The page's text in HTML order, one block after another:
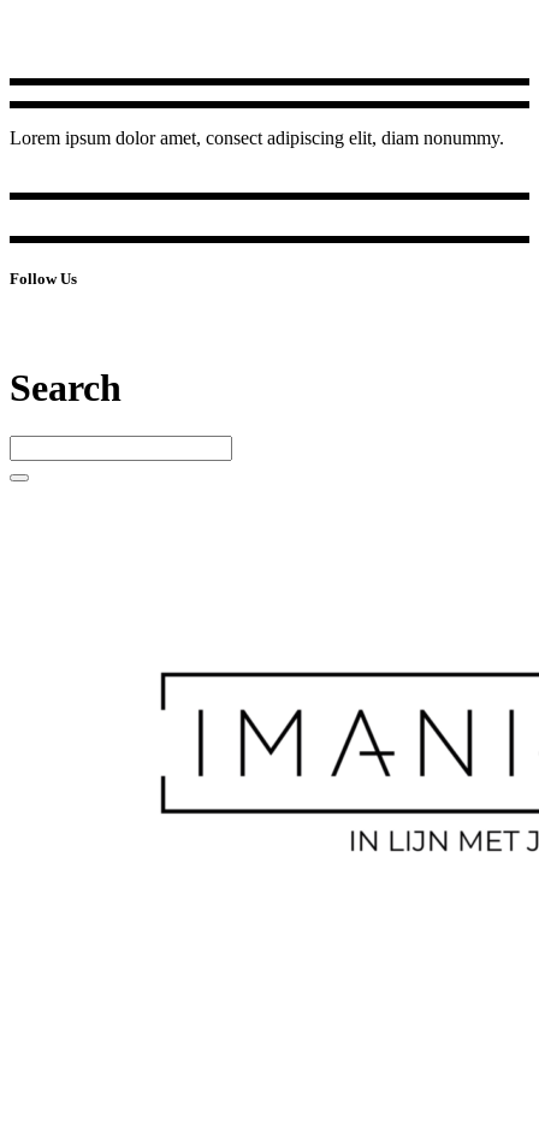
Lorem ipsum dolor amet, consect adipiscing elit, diam nonummy.
Follow Us
Search